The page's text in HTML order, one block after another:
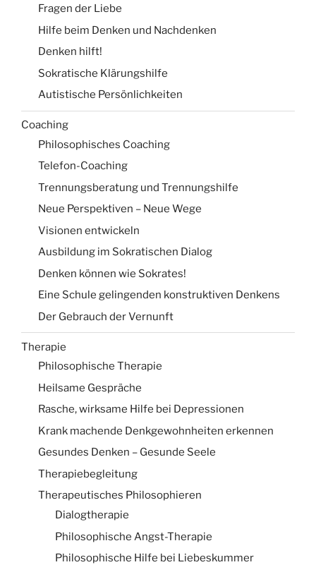
Fragen der Liebe
Hilfe beim Denken und Nachdenken
Denken hilft!
Sokratische Klärungshilfe
Autistische Persönlichkeiten
Coaching
Philosophisches Coaching
Telefon-Coaching
Trennungsberatung und Trennungshilfe
Neue Perspektiven – Neue Wege
Visionen entwickeln
Ausbildung im Sokratischen Dialog
Denken können wie Sokrates!
Eine Schule gelingenden konstruktiven Denkens
Der Gebrauch der Vernunft
Therapie
Philosophische Therapie
Heilsame Gespräche
Rasche, wirksame Hilfe bei Depressionen
Krank machende Denkgewohnheiten erkennen
Gesundes Denken – Gesunde Seele
Therapiebegleitung
Therapeutisches Philosophieren
Dialogtherapie
Philosophische Angst-Therapie
Philosophische Hilfe bei Liebeskummer